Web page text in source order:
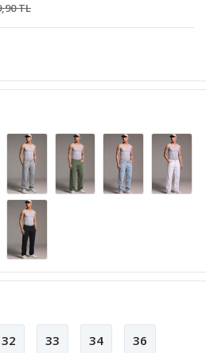
TL
32 33 34 36